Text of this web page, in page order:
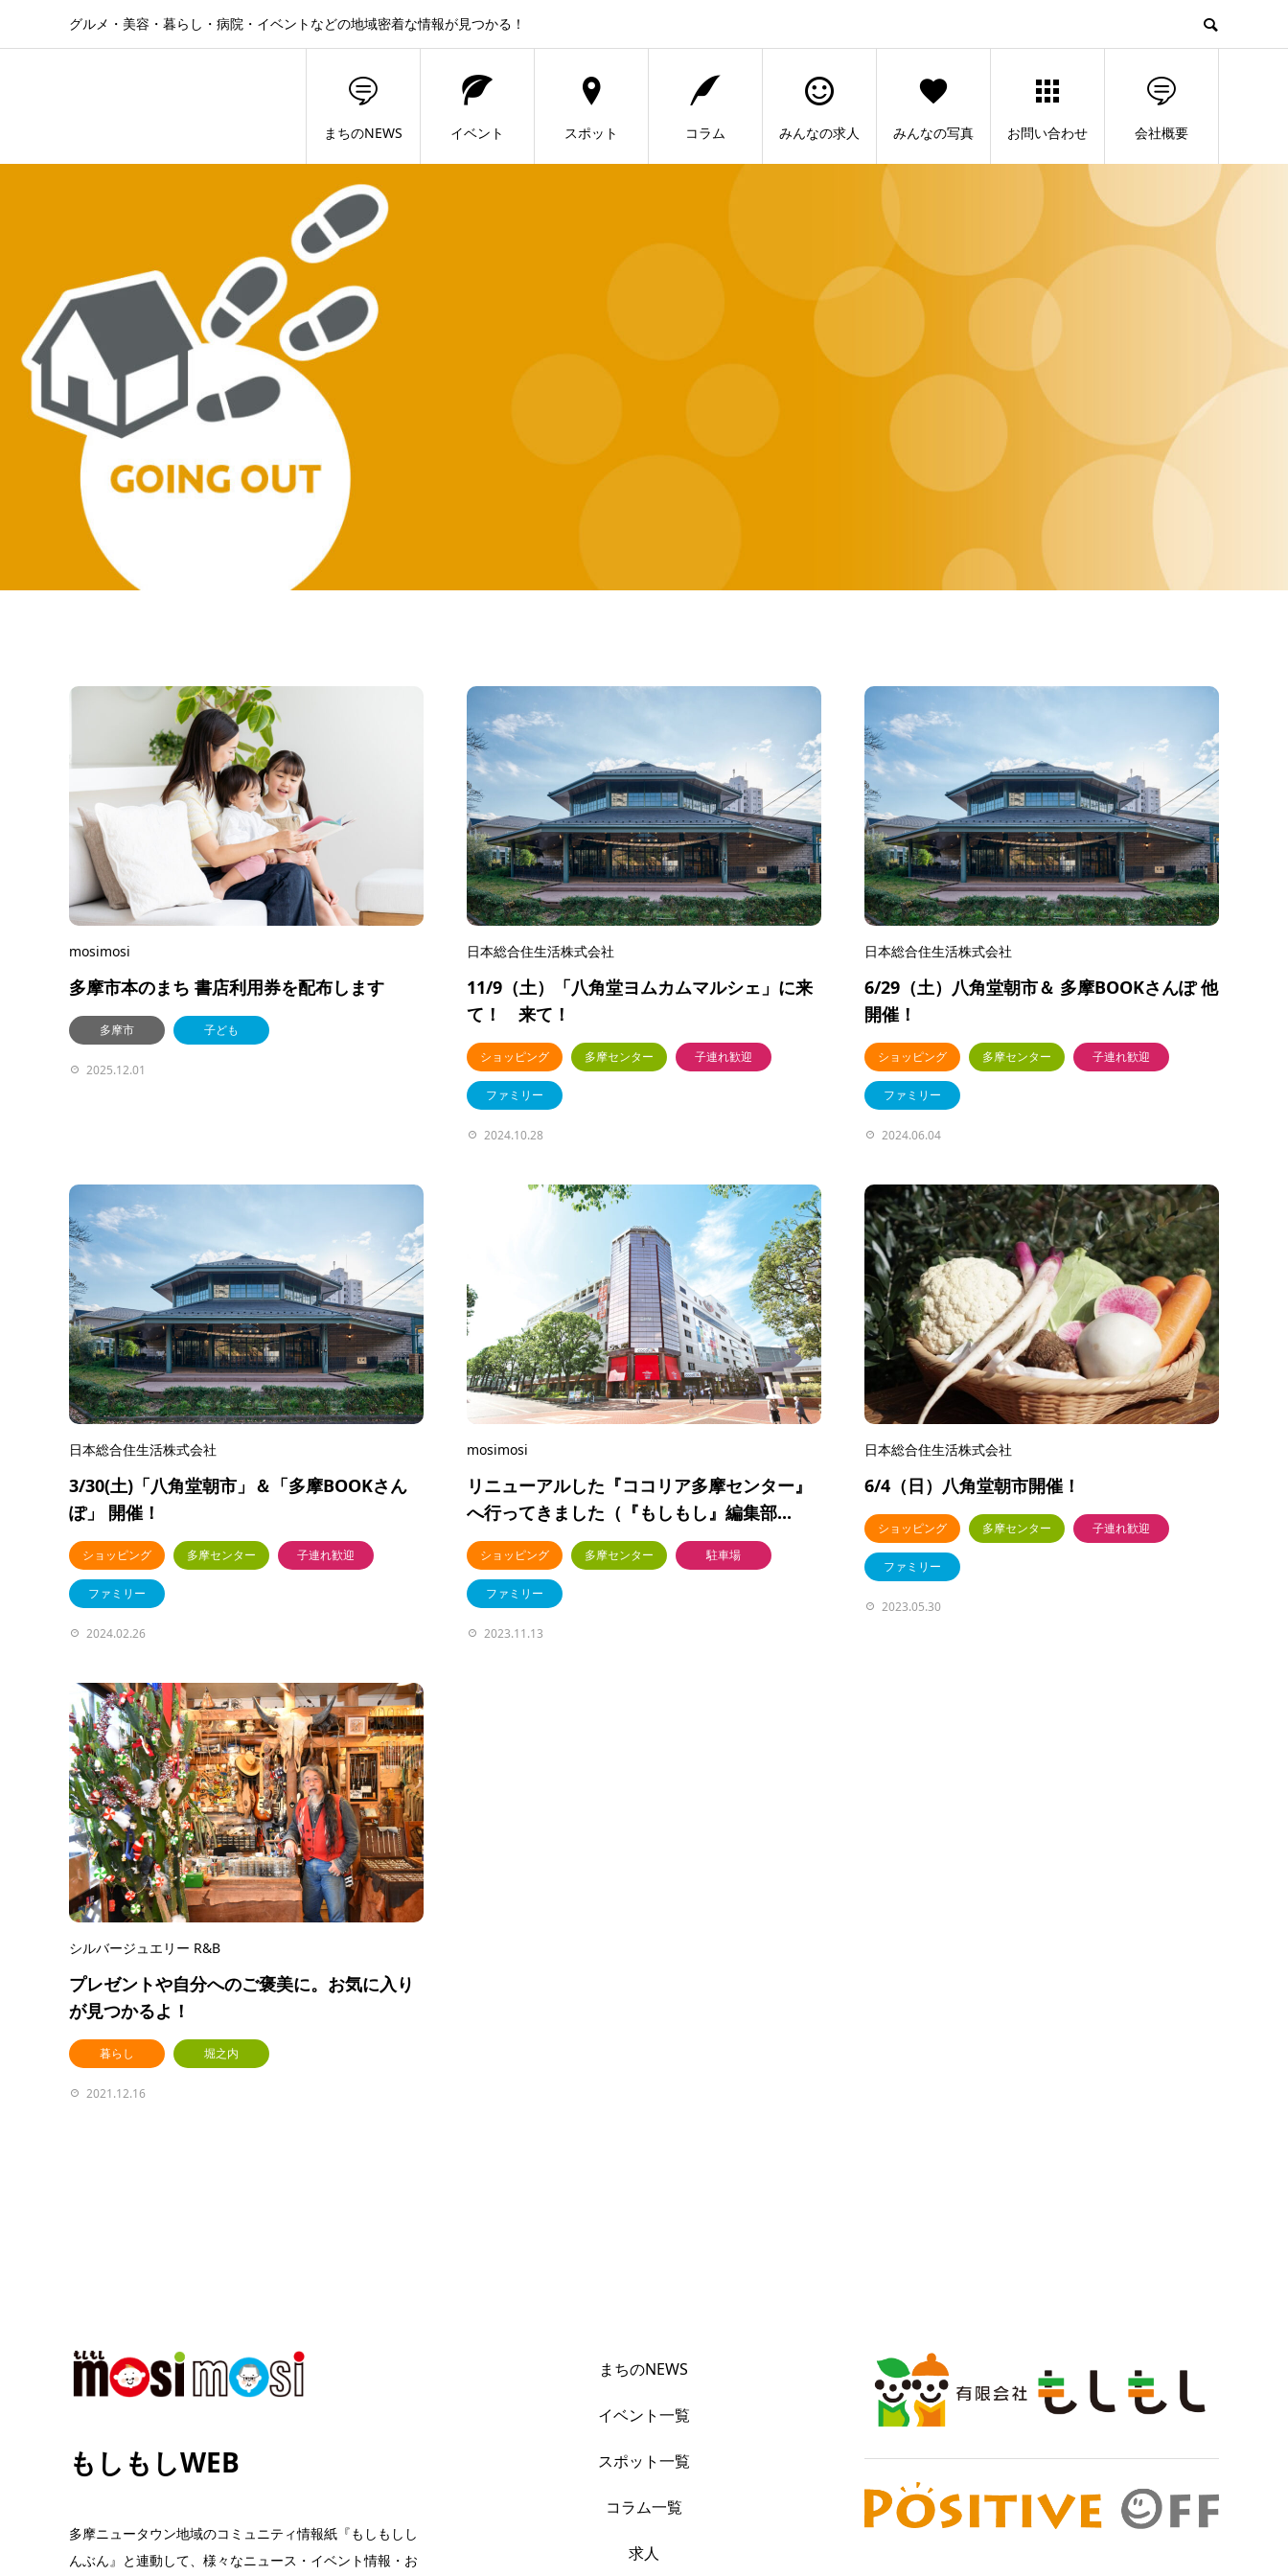
グルメ・美容・暮らし・病院・イベントなどの地域密着な情報が見つかる！
まちのNEWS イベント スポット コラム みんなの求人 みんなの写真 お問い合わせ 会社概要
mosimosi
多摩市本のまち 書店利用券を配布します
多摩市 子ども
2025.12.01
日本総合住生活株式会社
11/9（土）「八角堂ヨムカムマルシェ」に来
て！ 来て！
ショッピング 多摩センター 子連れ歓迎
ファミリー
2024.10.28
日本総合住生活株式会社
6/29（土）八角堂朝市＆ 多摩BOOKさんぽ 他
開催！
ショッピング 多摩センター 子連れ歓迎
ファミリー
2024.06.04
日本総合住生活株式会社
3/30(土)「八角堂朝市」＆「多摩BOOKさん
ぽ」 開催！
ショッピング 多摩センター 子連れ歓迎
ファミリー
2024.02.26
mosimosi
リニューアルした『ココリア多摩センター』
へ行ってきました（『もしもし』編集部...
ショッピング 多摩センター 駐車場
ファミリー
2023.11.13
日本総合住生活株式会社
6/4（日）八角堂朝市開催！
ショッピング 多摩センター 子連れ歓迎
ファミリー
2023.05.30
シルバージュエリー R&B
プレゼントや自分へのご褒美に。お気に入り
が見つかるよ！
暮らし 堀之内
2021.12.16
もしもしWEB
多摩ニュータウン地域のコミュニティ情報紙『もしもしし
んぶん』と連動して、様々なニュース・イベント情報・お
まちのNEWS
イベント一覧
スポット一覧
コラム一覧
求人